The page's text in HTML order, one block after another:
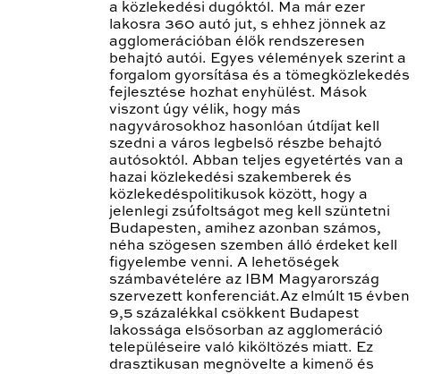
a közlekedési dugóktól. Ma már ezer
lakosra 360 autó jut, s ehhez jönnek az
agglomerációban élők rendszeresen
behajtó autói. Egyes vélemények szerint a
forgalom gyorsítása és a tömegközlekedés
fejlesztése hozhat enyhülést. Mások
viszont úgy vélik, hogy más
nagyvárosokhoz hasonlóan útdíjat kell
szedni a város legbelső részbe behajtó
autósoktól. Abban teljes egyetértés van a
hazai közlekedési szakemberek és
közlekedéspolitikusok között, hogy a
jelenlegi zsúfoltságot meg kell szüntetni
Budapesten, amihez azonban számos,
néha szögesen szemben álló érdeket kell
figyelembe venni. A lehetőségek
számbavételére az IBM Magyarország
szervezett konferenciát.Az elmúlt 15 évben
9,5 százalékkal csökkent Budapest
lakossága elsősorban az agglomeráció
településeire való kiköltözés miatt. Ez
drasztikusan megnövelte a kimenő és